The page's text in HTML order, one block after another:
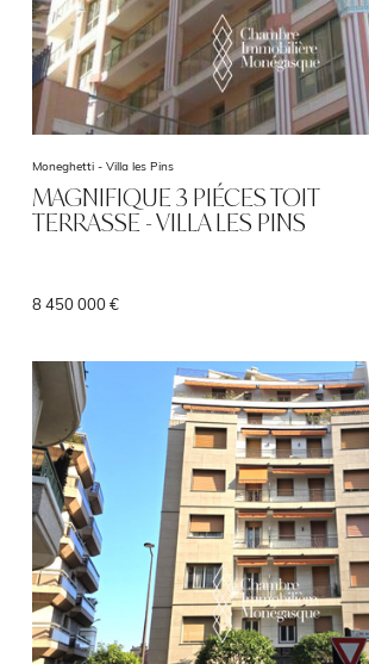
Moneghetti - Villa les Pins
MAGNIFIQUE 3 PIÉCES TOIT
TERRASSE - VILLA LES PINS
8 450 000 €